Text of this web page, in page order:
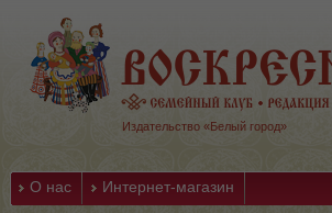
Издательство «Белый город»
О нас Интернет-магазин